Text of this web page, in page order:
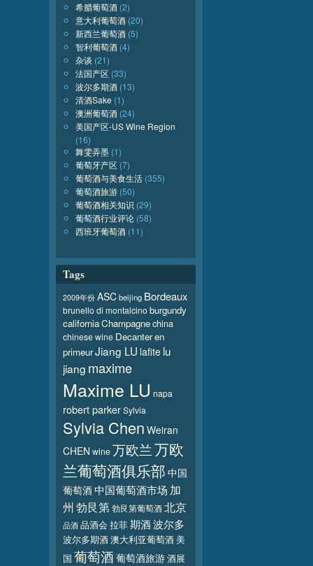
希腊葡萄酒 (2)
意大利葡萄酒 (20)
新西兰葡萄酒 (5)
智利葡萄酒 (4)
杂谈 (21)
法国产区 (33)
波尔多期酒 (13)
清酒Sake (1)
澳洲葡萄酒 (24)
美国产区-US Wine Region
(16)
舞雯弄墨 (1)
葡萄牙产区 (7)
葡萄酒与美食生活 (355)
葡萄酒旅游 (50)
葡萄酒相关知识 (29)
葡萄酒行业评论 (58)
西班牙葡萄酒 (11)
Tags
2009年份 ASCbeijing Bordeaux
brunello di montalcinoburgundy
californiaChampagnechina
chinese wine Decanteren
primeurJiang LU lafite lu
jiang maxime
Maxime LU napa
robert parkerSylvia
Sylvia Chen Weiran
CHEN wine万欧兰万欧
兰葡萄酒俱乐部中国
葡萄酒中国葡萄酒市场 加
州 勃艮第勃艮第葡萄酒北京
品酒品酒会 拉菲期酒波尔多
波尔多期酒澳大利亚葡萄酒美
国 葡萄酒葡萄酒旅游酒展